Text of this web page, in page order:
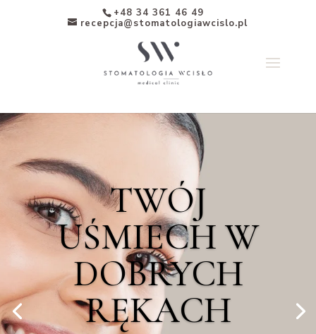
+48 34 361 46 49
recepcja@stomatologiawcislo.pl
TWÓJ
UŚMIECH W
DOBRYCH
RĘKACH